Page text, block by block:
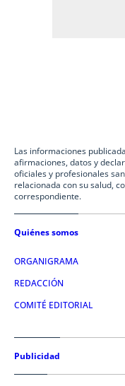
Las informaciones
afirmaciones, datos y
oficiales y profesionales
relacionada con su salud,
correspondiente.
Quiénes somos
ORGANIGRAMA
REDACCIÓN
COMITÉ EDITORIAL
Publicidad